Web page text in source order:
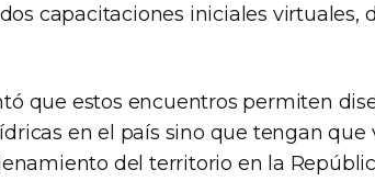
capacitaciones iniciales virtuales,
que estos encuentros permiten
en el país sino que tengan que
del territorio en la